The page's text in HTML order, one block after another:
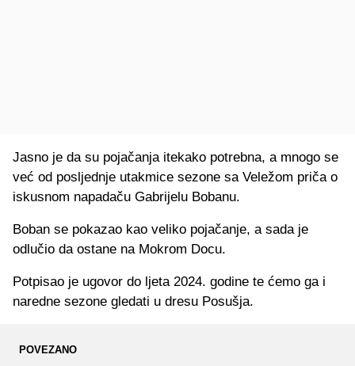
Jasno je da su pojačanja itekako potrebna, a mnogo se
već od posljednje utakmice sezone sa Veležom priča o
iskusnom napadaču Gabrijelu Bobanu.
Boban se pokazao kao veliko pojačanje, a sada je
odlučio da ostane na Mokrom Docu.
Potpisao je ugovor do ljeta 2024. godine te ćemo ga i
naredne sezone gledati u dresu Posušja.
POVEZANO